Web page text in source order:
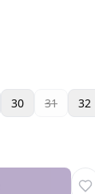
30 31 32